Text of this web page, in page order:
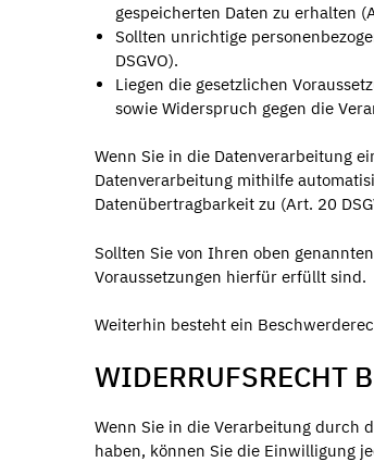
gespeicherten Daten zu erhalten
Sollten unrichtige
DSGVO).
Liegen die gesetzlichen
sowie Widerspruch gegen die
Wenn Sie in die Datenverarbeitung
Datenverarbeitung mithilfe
Datenübertragbarkeit zu (Art. 20
Sollten Sie von Ihren oben
Voraussetzungen hierfür erfüllt sind.
Weiterhin besteht ein
WIDERRUFSRECHT
Wenn Sie in die Verarbeitung durch
haben, können Sie die Einwilligung